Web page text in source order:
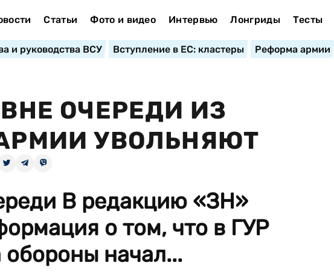
Статьи Фото и видео Интервью Лонгриды Тесты
и руководства ВСУ Вступление в ЕС: кластеры Реформа армии
ОЧЕРЕДИ ИЗ
УВОЛЬНЯЮТ
В редакцию «ЗН»
о том, что в ГУР
начал...